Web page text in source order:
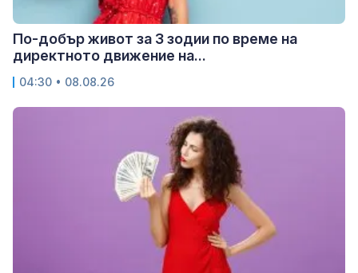
По-добър живот за 3 зодии по време на
директното движение на...
04:30 • 08.08.26